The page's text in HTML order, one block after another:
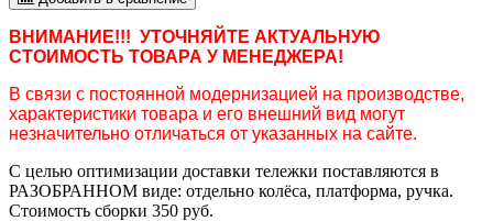
ВНИМАНИЕ!!! УТОЧНЯЙТЕ АКТУАЛЬНУЮ
СТОИМОСТЬ ТОВАРА У МЕНЕДЖЕРА!
В связи с постоянной модернизацией на производстве,
характеристики товара и его внешний вид могут
незначительно отличаться от указанных на сайте.
С целью оптимизации доставки тележки поставляются в
РАЗОБРАННОМ виде: отдельно колёса, платформа, ручка.
Стоимость сборки 350 руб.